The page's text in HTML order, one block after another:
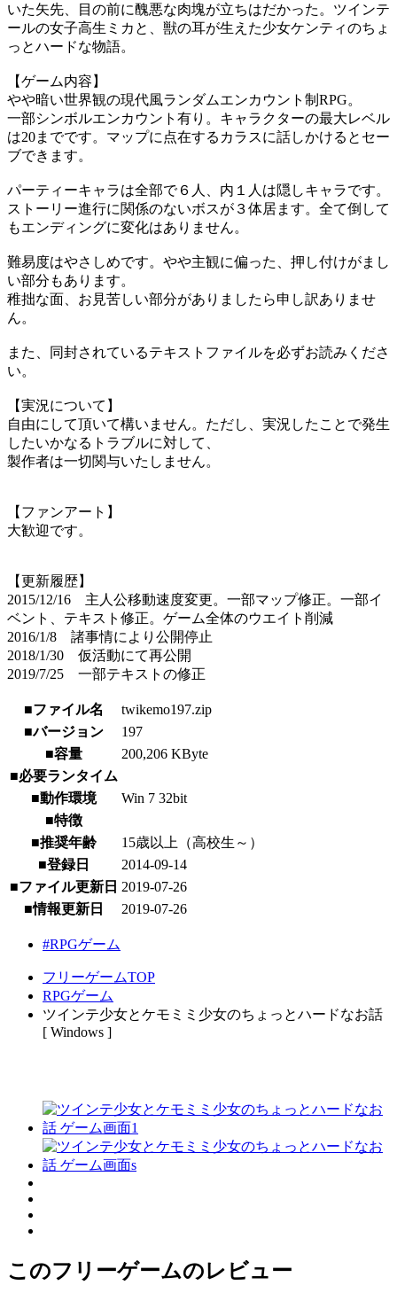
いた矢先、目の前に醜悪な肉塊が立ちはだかった。ツインテ
ールの女子高生ミカと、獣の耳が生えた少女ケンティのちょ
っとハードな物語。
【ゲーム内容】
やや暗い世界観の現代風ランダムエンカウント制RPG。
一部シンボルエンカウント有り。キャラクターの最大レベル
は20までです。マップに点在するカラスに話しかけるとセー
ブできます。
パーティーキャラは全部で６人、内１人は隠しキャラです。
ストーリー進行に関係のないボスが３体居ます。全て倒して
もエンディングに変化はありません。
難易度はやさしめです。やや主観に偏った、押し付けがまし
い部分もあります。
稚拙な面、お見苦しい部分がありましたら申し訳ありませ
ん。
また、同封されているテキストファイルを必ずお読みくださ
い。
【実況について】
自由にして頂いて構いません。ただし、実況したことで発生
したいかなるトラブルに対して、
製作者は一切関与いたしません。
【ファンアート】
大歓迎です。
【更新履歴】
2015/12/16 主人公移動速度変更。一部マップ修正。一部イ
ベント、テキスト修正。ゲーム全体のウエイト削減
2016/1/8 諸事情により公開停止
2018/1/30 仮活動にて再公開
2019/7/25 一部テキストの修正
■ファイル名
twikemo197.zip
■バージョン
197
■容量
200,206 KByte
■必要ランタイム
■動作環境
Win 7 32bit
■特徴
■推奨年齢
15歳以上（高校生～）
■登録日
2014-09-14
■ファイル更新日 2019-07-26
■情報更新日
2019-07-26
#RPGゲーム
フリーゲームTOP
RPGゲーム
ツインテ少女とケモミミ少女のちょっとハードなお話
[ Windows ]
このフリーゲームのレビュー